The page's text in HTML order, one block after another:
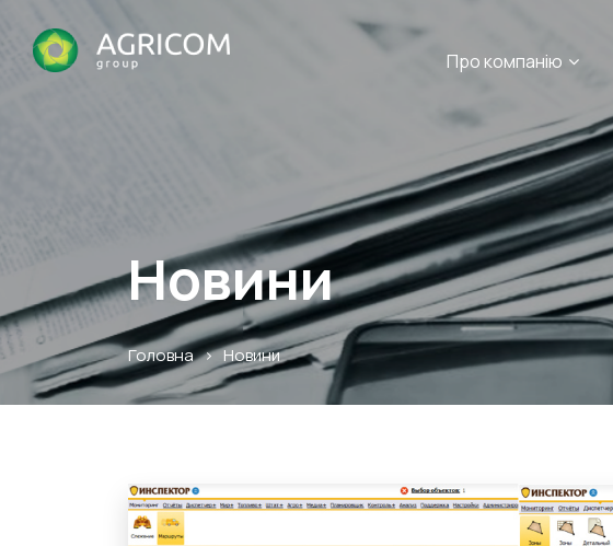
Про компанію
Новини
Головна>Новини